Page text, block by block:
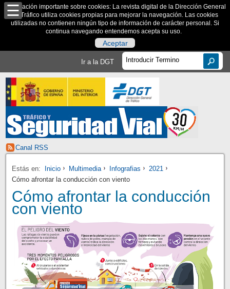
Información importante sobre cookies: La revista digital de la Dirección General
de Tráfico utiliza cookies propias para mejorar la navegación. Las cookies
utilizadas no contienen ningún tipo de información de carácter personal. Si
continua navegando entendemos acepta su uso.
Aceptar
Ir a la DGT
Canal RSS
Estás en: Inicio Multimedia Infografias
2021
Cómo afrontar la conducción con viento
Cómo afrontar la conducción
con viento